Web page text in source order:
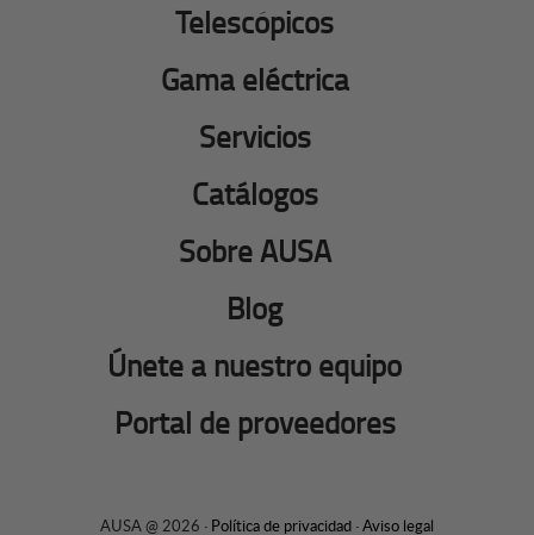
Telescópicos
Gama eléctrica
Servicios
Catálogos
Sobre AUSA
Blog
Únete a nuestro equipo
Portal de proveedores
AUSA @ 2026 · Política de privacidad ·Aviso legal